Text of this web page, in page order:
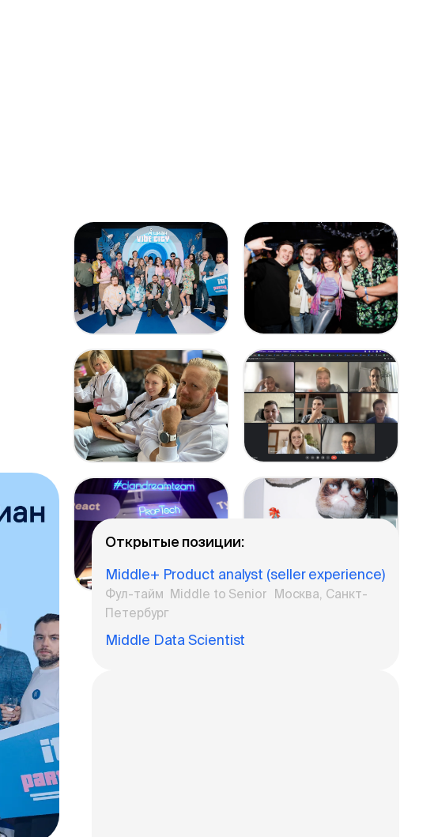
Открытые позиции:
Middle+ Product analyst (seller experience)
Фул-тайм Middle to Senior
Москва, Санкт-
Петербург
Middle Data Scientist